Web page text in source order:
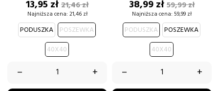
Cena
13,95 złCena
podstawowa
21,46 zł
Najniższa cena: 21,46 zł
PODUSZKA
POSZEWKA
40X40
– +
Cena
38,99 złCena
59,99 zł
Najniższa cena: 59,99 zł
PODUSZKA
POSZEWKA
40X40
– +